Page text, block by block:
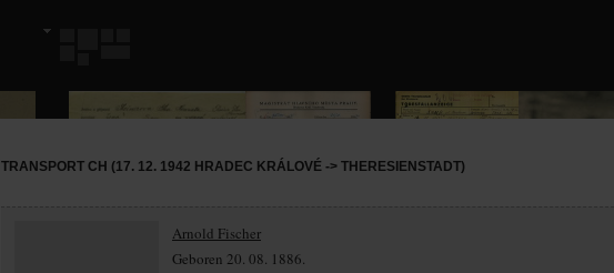
TRANSPORT CH (17. 12. 1942 HRADEC KRÁLOVÉ -> THERESIENSTADT)
Arnold Fischer
Geboren 20. 08. 1886.